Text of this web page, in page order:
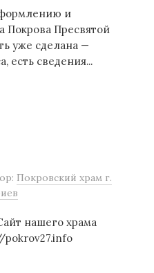
и
Покрова Пресвятой
уже сделана —
есть сведения...
Покровский храм г.
нашего храма
pokrov27.info